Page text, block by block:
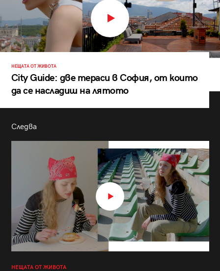
НЕЩАТА ОТ ЖИВОТА
City Guide: две тераси в София, от които
да се насладиш на лятото
Следва
НЕЩАТА ОТ ЖИВОТА